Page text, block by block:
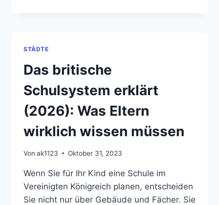
OSTEN –
U
ND W
O D
U S
PARST
STÄDTE
Das britische
Schulsystem erklärt
(2026): Was Eltern
wirklich wissen müssen
Von ak1123 Oktober 31, 2023
Wenn Sie für Ihr Kind eine Schule im
Vereinigten Königreich planen, entscheiden
Sie nicht nur über Gebäude und Fächer. Sie